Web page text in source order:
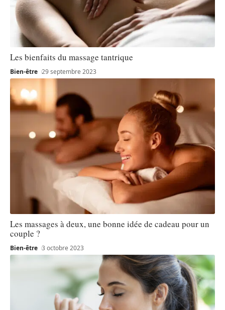
Les bienfaits du massage tantrique
Bien-être 29 septembre 2023
Les massages à deux, une bonne idée de cadeau pour un
couple ?
Bien-être 3 octobre 2023